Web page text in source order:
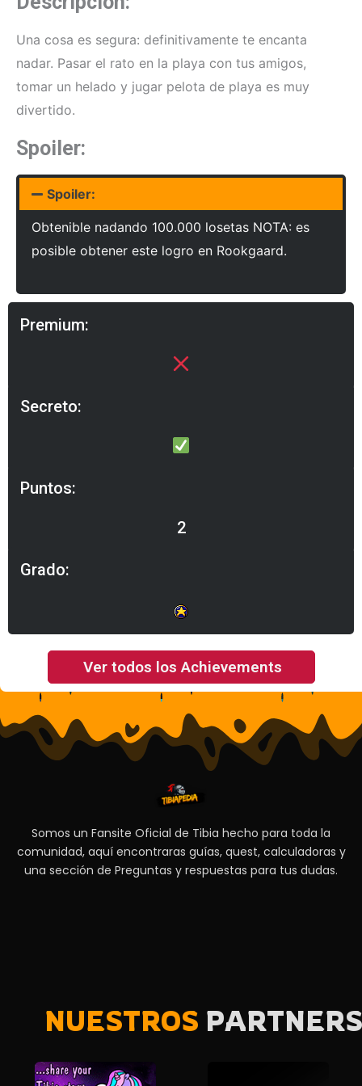
Una cosa es segura: definitivamente te encanta
nadar. Pasar el rato en la playa con tus amigos,
tomar un helado y jugar pelota de playa es muy
divertido.
Spoiler:
Spoiler:
Obtenible nadando 100.000 losetas NOTA: es
posible obtener este logro en Rookgaard.
Premium:
Secreto:
Puntos:
2
Grado:
Ver todos los Achievements
Somos un Fansite Oficial de Tibia hecho para toda la
comunidad, aquí encontraras guías, quest, calculadoras y
una sección de Preguntas y respuestas para tus dudas.
NUESTROS PARTNERS